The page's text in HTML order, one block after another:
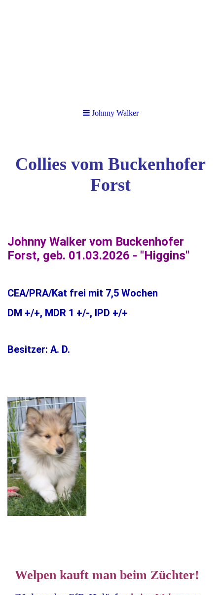
Johnny Walker
Collies vom Buckenhofer
Forst
Johnny Walker vom Buckenhofer
Forst, geb. 01.03.2026 - "Higgins"
CEA/PRA/Kat frei mit 7,5 Wochen
DM +/+, MDR 1 +/-, IPD +/+
Besitzer: A. D.
Welpen kauft man beim Züchter!